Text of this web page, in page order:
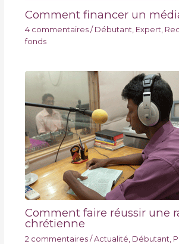
Comment financer un
4 commentaires / Débutant Expert
fonds
Comment faire réussir une
chrétienne
2 commentaires /Actualité Débutant